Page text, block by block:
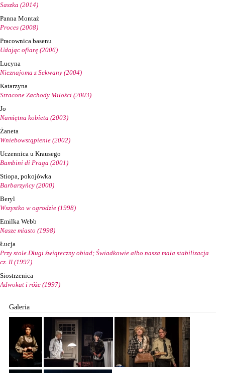
Saszka (2014)
Panna Montaż
Proces (2008)
Pracownica basenu
Udając ofiarę (2006)
Lucyna
Nieznajoma z Sekwany (2004)
Katarzyna
Stracone Zachody Miłości (2003)
Jo
Namiętna kobieta (2003)
Żaneta
Wniebowstąpienie (2002)
Uczennica u Krausego
Bambini di Praga (2001)
Stiopa, pokojówka
Barbarzyńcy (2000)
Beryl
Wszystko w ogrodzie (1998)
Emilka Webb
Nasze miasto (1998)
Łucja
Przy stole.Długi świąteczny obiad; Świadkowie albo nasza mała stabilizacja
cz. II (1997)
Siostrzenica
Adwokat i róże (1997)
Galeria